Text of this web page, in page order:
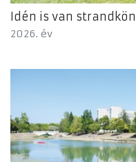
Idén is van
2026. év